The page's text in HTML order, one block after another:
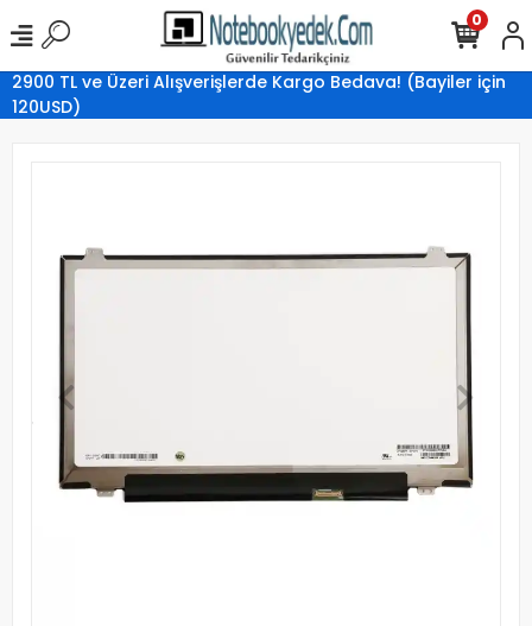
2900 TL ve Üzeri Alışverişlerde Kargo Bedava! (Bayiler için
120USD)
0